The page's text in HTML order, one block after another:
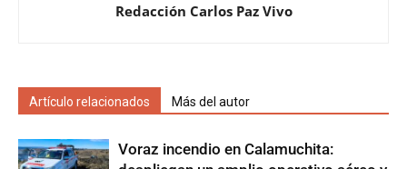
Redacción Carlos Paz Vivo
Artículo relacionados Más del autor
Voraz incendio en Calamuchita: